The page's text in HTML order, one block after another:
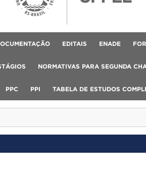
EDITAIS ENADE
NORMATIVAS PARA SEGUNDA
PPC PPI TABELA DE ESTUDOS